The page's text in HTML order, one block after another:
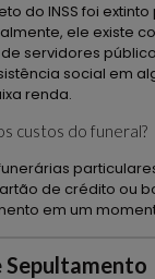
do INSS foi
ele existe
servidores
social em
renda.
custos do funeral?
de crédito ou
em um
Sepultamento